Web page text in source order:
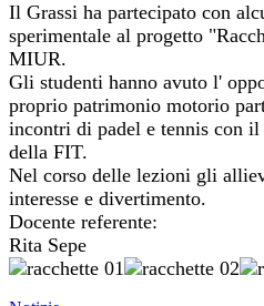
Il Grassi ha partecipato con
sperimentale al progetto
MIUR.
Gli studenti hanno avuto l'
proprio patrimonio motorio
incontri di padel e tennis con il
della FIT.
Nel corso delle lezioni gli
interesse e divertimento.
Docente referente:
Rita Sepe